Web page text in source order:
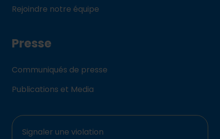
Rejoindre notre équipe
Presse
Communiqués de presse
Publications et Media
Signaler une violation